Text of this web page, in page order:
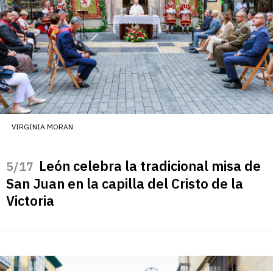
VIRGINIA MORAN
/17 León celebra la tradicional misa de
San Juan en la capilla del Cristo de la
Victoria